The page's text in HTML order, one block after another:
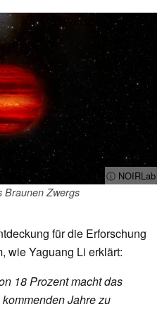
ⓘ NOIRLab
Braunen Zwergs
für die Erforschung
wie Yaguang Li erklärt:
18 Prozent macht das
Jahre zu